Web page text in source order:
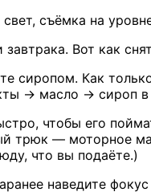
съёмка на
Вот как
сиропом. Как
→ масло → сироп
чтобы его
трюк — моторное
что вы подаёте.)
наведите